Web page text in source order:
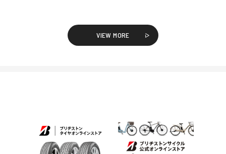
VIEW MORE